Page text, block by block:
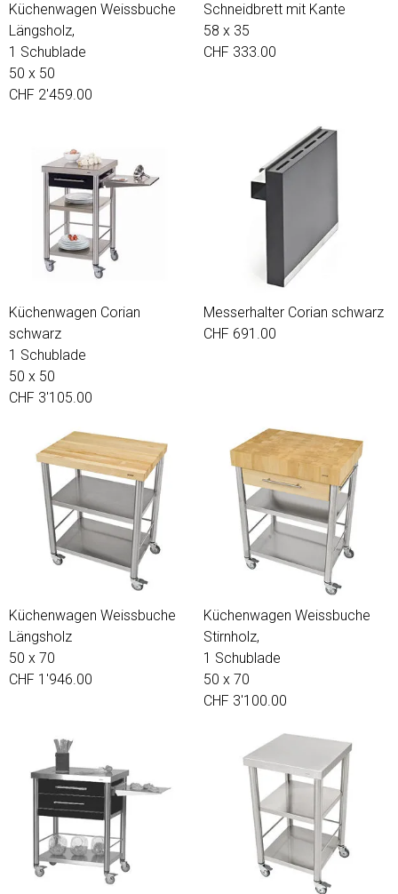
Küchenwagen Weissbuche
Längsholz,
1 Schublade
50 x 50
CHF 2'459.00
Schneidbrett mit Kante
58 x 35
CHF 333.00
Küchenwagen Corian
schwarz
1 Schublade
50 x 50
CHF 3'105.00
Messerhalter Corian schwarz
CHF 691.00
Küchenwagen Weissbuche
Längsholz
50 x 70
CHF 1'946.00
Küchenwagen Weissbuche
Stirnholz,
1 Schublade
50 x 70
CHF 3'100.00